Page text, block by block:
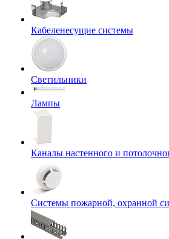
Кабеленесущие системы
Светильники
Лампы
Каналы настенного и
Системы пожарной, охранной